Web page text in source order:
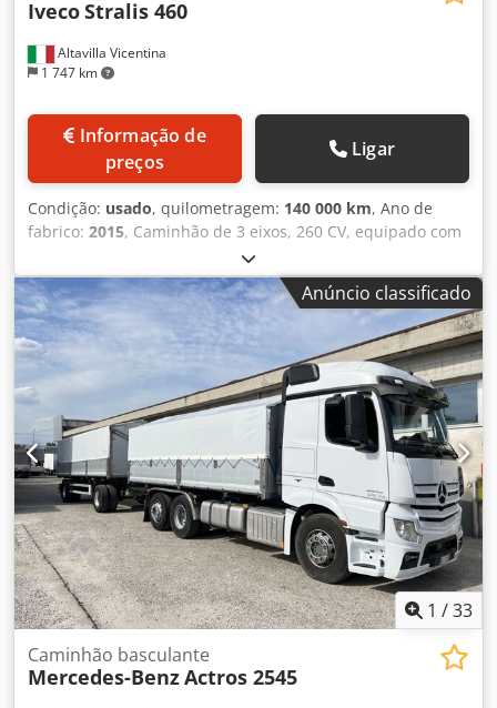
Altavilla Vicentina
1 747 km
IvecoStralis 460
preços
Ligar
Condição: usado, quilometragem: 140 000 km, Ano de
fabrico: 2015, Caminhão de 3 eixos, 260 CV, equipado com
caçamba basculante trilateral Tabarrini de 6,30x2,55 m
com lona de cobertura/descoberta Zamuner, laterais com
altura de 1,00 m, extensão das laterais de 60 cm,
capacidade de carga útil de 15520 kg, distância entre eixos
de 4200 mm, caixa de câmbio manual ZF, reboque
permitido, certificado ADR, cabine com cama, em
conformidade com a norma Euro 6. Dedpfjzkta Nsx Af Usck
Observação: A descrição do veículo é meramente
indicativa e pode conter erros ou imprecisões. Solicitamos
que entre em contato conosco para confirmar a exatidão
dos dados.
Anúncio classificado
1 /33
Caminhão basculante
Mercedes-BenzActros 2545